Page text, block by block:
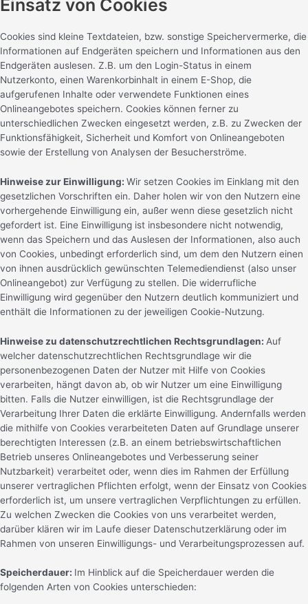
Einsatz von Cookies
Cookies sind kleine Textdateien, bzw. sonstige Speichervermerke, die
Informationen auf Endgeräten speichern und Informationen aus den
Endgeräten auslesen. Z.B. um den Login-Status in einem
Nutzerkonto, einen Warenkorbinhalt in einem E-Shop, die
aufgerufenen Inhalte oder verwendete Funktionen eines
Onlineangebotes speichern. Cookies können ferner zu
unterschiedlichen Zwecken eingesetzt werden, z.B. zu Zwecken der
Funktionsfähigkeit, Sicherheit und Komfort von Onlineangeboten
sowie der Erstellung von Analysen der Besucherströme.
Hinweise zur Einwilligung: Wir setzen Cookies im Einklang mit den
gesetzlichen Vorschriften ein. Daher holen wir von den Nutzern eine
vorhergehende Einwilligung ein, außer wenn diese gesetzlich nicht
gefordert ist. Eine Einwilligung ist insbesondere nicht notwendig,
wenn das Speichern und das Auslesen der Informationen, also auch
von Cookies, unbedingt erforderlich sind, um dem den Nutzern einen
von ihnen ausdrücklich gewünschten Telemediendienst (also unser
Onlineangebot) zur Verfügung zu stellen. Die widerrufliche
Einwilligung wird gegenüber den Nutzern deutlich kommuniziert und
enthält die Informationen zu der jeweiligen Cookie-Nutzung.
Hinweise zu datenschutzrechtlichen Rechtsgrundlagen: Auf
welcher datenschutzrechtlichen Rechtsgrundlage wir die
personenbezogenen Daten der Nutzer mit Hilfe von Cookies
verarbeiten, hängt davon ab, ob wir Nutzer um eine Einwilligung
bitten. Falls die Nutzer einwilligen, ist die Rechtsgrundlage der
Verarbeitung Ihrer Daten die erklärte Einwilligung. Andernfalls werden
die mithilfe von Cookies verarbeiteten Daten auf Grundlage unserer
berechtigten Interessen (z.B. an einem betriebswirtschaftlichen
Betrieb unseres Onlineangebotes und Verbesserung seiner
Nutzbarkeit) verarbeitet oder, wenn dies im Rahmen der Erfüllung
unserer vertraglichen Pflichten erfolgt, wenn der Einsatz von Cookies
erforderlich ist, um unsere vertraglichen Verpflichtungen zu erfüllen.
Zu welchen Zwecken die Cookies von uns verarbeitet werden,
darüber klären wir im Laufe dieser Datenschutzerklärung oder im
Rahmen von unseren Einwilligungs- und Verarbeitungsprozessen auf.
Speicherdauer: Im Hinblick auf die Speicherdauer werden die
folgenden Arten von Cookies unterschieden: